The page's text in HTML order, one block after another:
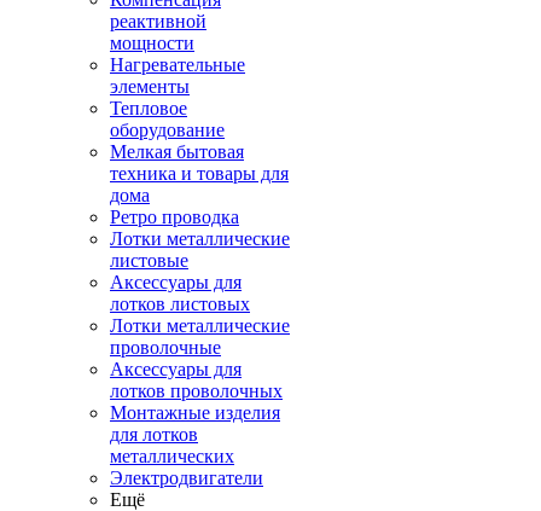
реактивной
мощности
Нагревательные
элементы
Тепловое
оборудование
Мелкая бытовая
техника и товары для
дома
Ретро проводка
Лотки металлические
листовые
Аксессуары для
лотков листовых
Лотки металлические
проволочные
Аксессуары для
лотков проволочных
Монтажные изделия
для лотков
металлических
Электродвигатели
Ещё